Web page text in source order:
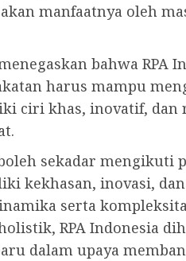
manfaatnya oleh
bahwa RPA
harus mampu
ciri khas, inovatif, dan
sekadar mengikuti
kekhasan, inovasi,
serta
RPA Indonesia
dalam upaya